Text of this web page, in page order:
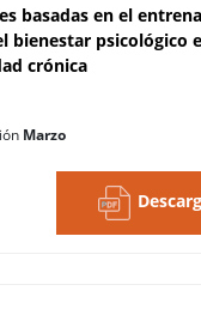
basadas en el
bienestar psicológico
crónica
Marzo